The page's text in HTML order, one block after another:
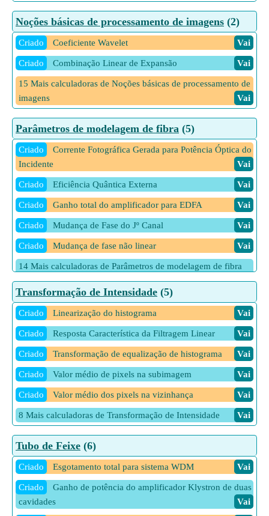
Noções básicas de processamento de imagens (2)
Criado Coeficiente Wavelet Vai
Criado Combinação Linear de Expansão Vai
15 Mais calculadoras de Noções básicas de processamento de
imagens
Vai
Parâmetros de modelagem de fibra (5)
Criado
Corrente Fotográfica Gerada para Potência Óptica do
Incidente
Vai
Criado Eficiência Quântica Externa Vai
Criado Ganho total do amplificador para EDFA Vai
Criado Mudança de Fase do Jº Canal Vai
Criado Mudança de fase não linear Vai
14 Mais calculadoras de Parâmetros de modelagem de fibra
Vai
Transformação de Intensidade (5)
Criado Linearização do histograma Vai
Criado Resposta Característica da Filtragem Linear Vai
Criado Transformação de equalização de histograma Vai
Criado Valor médio de pixels na subimagem Vai
Criado Valor médio dos pixels na vizinhança Vai
8 Mais calculadoras de Transformação de Intensidade Vai
Tubo de Feixe (6)
Criado Esgotamento total para sistema WDM Vai
Criado
Ganho de potência do amplificador Klystron de duas
cavidades
Vai